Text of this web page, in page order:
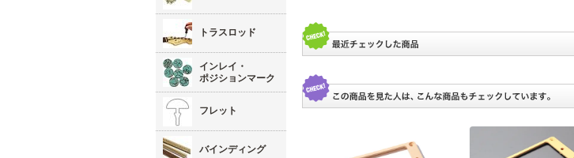
トラスロッド
インレイ・
ポジションマーク
フレット
バインディング